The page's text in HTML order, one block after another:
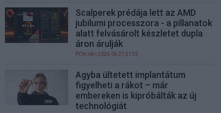
Scalperek prédája lett az AMD
jubilumi processzora - a pillanatok
alatt felvásárolt készletet dupla
áron árulják
PCW.lite | 2026.06.27 21:53
Agyba ültetett implantátum
figyelheti a rákot – már
embereken is kipróbálták az új
technológiát